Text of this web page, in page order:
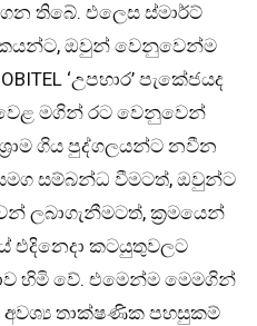
තිබේ. එලෙස ස්මාර්ට්
ඔවුන් වෙනුවෙන්ම
‘උපහාර’ පැකේජයද
මගින් රට වෙනුවෙන්
ගිය පුද්ගලයන්ට නවීන
සම්බන්ධ වීමටත්, ඔවුන්ට
ලබාගැනීමටත්, ක්‍රමයෙන්
කටයුතුවලට
හිමි වේ. එමෙන්ම මෙමගින්
තාක්ෂණික පහසුකම්